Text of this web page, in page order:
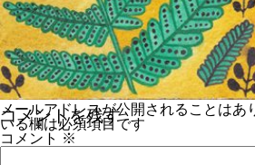
コメントを残す
メールアドレスが公開されることはあ
いる欄は必須項目です
コメント ※